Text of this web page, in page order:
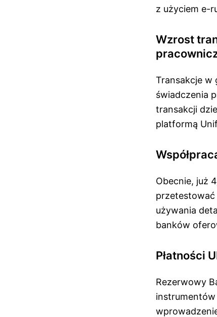
z użyciem e-
Wzrost
Transakcje w
świadczenia
transakcji
platformą
Obecnie, już
przetestować
używania
banków
Płatności
Rezerwowy
instrumentów